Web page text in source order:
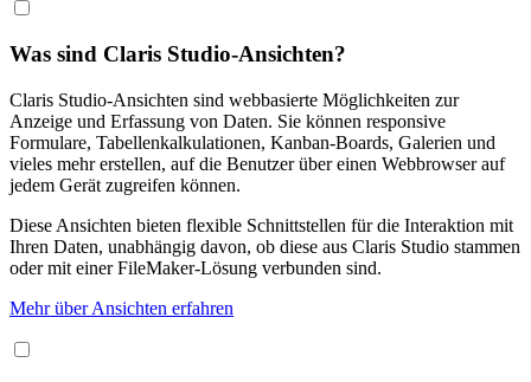
Was sind Claris Studio-Ansichten?
Claris Studio-Ansichten sind webbasierte Möglichkeiten zur
Anzeige und Erfassung von Daten. Sie können responsive
Formulare, Tabellenkalkulationen, Kanban-Boards, Galerien und
vieles mehr erstellen, auf die Benutzer über einen Webbrowser auf
jedem Gerät zugreifen können.
Diese Ansichten bieten flexible Schnittstellen für die Interaktion mit
Ihren Daten, unabhängig davon, ob diese aus Claris Studio stammen
oder mit einer FileMaker-Lösung verbunden sind.
Mehr über Ansichten erfahren